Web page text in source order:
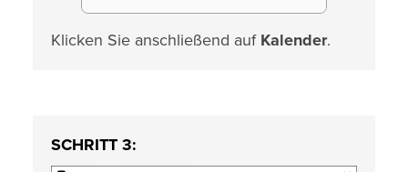
Klicken Sie anschließend auf Kalender.
SCHRITT 3: